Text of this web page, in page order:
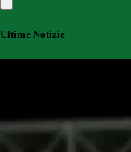
Ultime Notizie